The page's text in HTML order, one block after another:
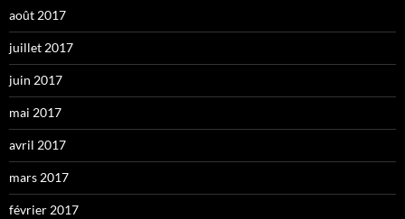
août 2017
juillet 2017
juin 2017
mai 2017
avril 2017
mars 2017
février 2017